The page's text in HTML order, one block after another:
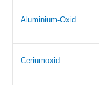
Aluminium-Oxid
Ceriumoxid